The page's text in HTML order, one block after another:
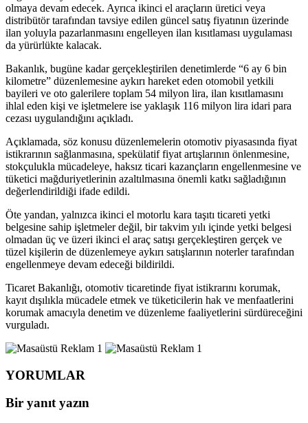
olmaya devam edecek. Ayrıca ikinci el araçların üretici veya
distribütör tarafından tavsiye edilen güncel satış fiyatının üzerinde
ilan yoluyla pazarlanmasını engelleyen ilan kısıtlaması uygulaması
da yürürlükte kalacak.
Bakanlık, bugüne kadar gerçekleştirilen denetimlerde “6 ay 6 bin
kilometre” düzenlemesine aykırı hareket eden otomobil yetkili
bayileri ve oto galerilere toplam 54 milyon lira, ilan kısıtlamasını
ihlal eden kişi ve işletmelere ise yaklaşık 116 milyon lira idari para
cezası uygulandığını açıkladı.
Açıklamada, söz konusu düzenlemelerin otomotiv piyasasında fiyat
istikrarının sağlanmasına, spekülatif fiyat artışlarının önlenmesine,
stokçulukla mücadeleye, haksız ticari kazançların engellenmesine ve
tüketici mağduriyetlerinin azaltılmasına önemli katkı sağladığının
değerlendirildiği ifade edildi.
Öte yandan, yalnızca ikinci el motorlu kara taşıtı ticareti yetki
belgesine sahip işletmeler değil, bir takvim yılı içinde yetki belgesi
olmadan üç ve üzeri ikinci el araç satışı gerçekleştiren gerçek ve
tüzel kişilerin de düzenlemeye aykırı satışlarının noterler tarafından
engellenmeye devam edeceği bildirildi.
Ticaret Bakanlığı, otomotiv ticaretinde fiyat istikrarını korumak,
kayıt dışılıkla mücadele etmek ve tüketicilerin hak ve menfaatlerini
korumak amacıyla denetim ve düzenleme faaliyetlerini sürdüreceğini
vurguladı.
YORUMLAR
Bir yanıt yazın